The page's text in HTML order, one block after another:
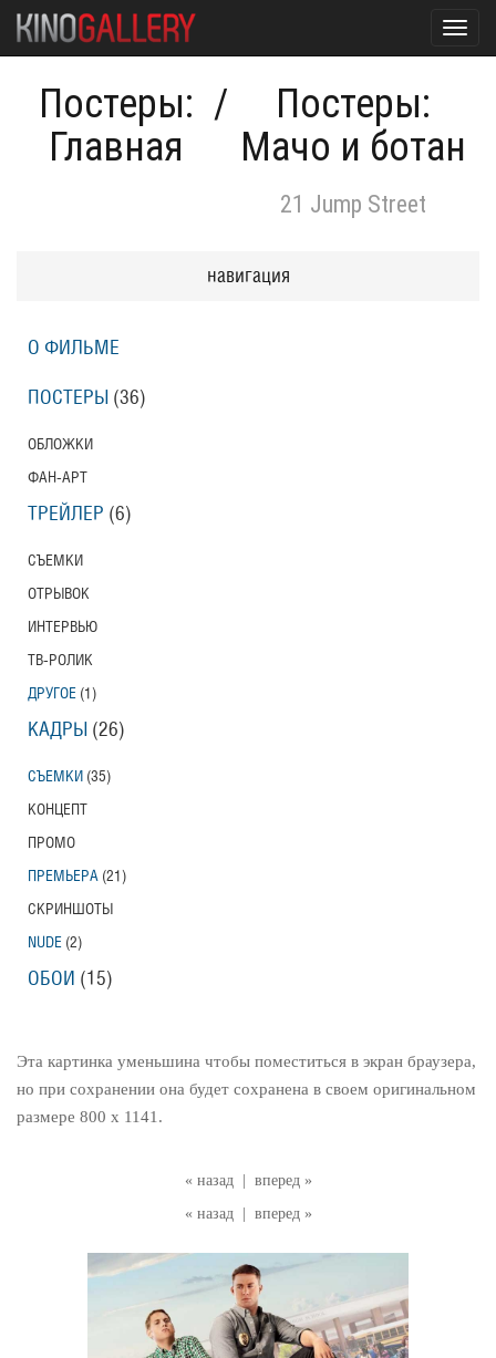
Постеры:
Главная
/
Постеры:
Мачо и ботан
21 Jump Street
« назад
вперед »
« назад
вперед »
Эта картинка уменьшина чтобы поместиться в экран браузера,
но при сохранении она будет сохранена в своем оригинальном
размере 800 x 1141.
навигация
О ФИЛЬМЕ
ПОСТЕРЫ (36)
ОБЛОЖКИ
ФАН-АРТ
ТРЕЙЛЕР (6)
СЪЕМКИ
ОТРЫВОК
ИНТЕРВЬЮ
ТВ-РОЛИК
ДРУГОЕ (1)
КАДРЫ (26)
СЪЕМКИ (35)
КОНЦЕПТ
ПРОМО
ПРЕМЬЕРА (21)
СКРИНШОТЫ
NUDE (2)
ОБОИ (15)